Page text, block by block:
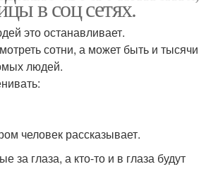
в соц сетях.
это останавливает.
сотни, а может быть и тысячи
людей.
человек рассказывает.
за глаза, а кто-то и в глаза будут